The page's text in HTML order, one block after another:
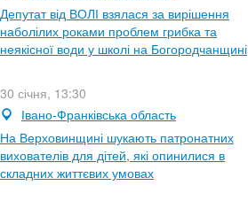
Депутат від ВОЛІ взялася за вирішення
наболілих роками проблем грибка та
неякісної води у школі на Богородчанщині
30 січня, 13:30
Івано-Франківська область
На Верховинщині шукають патронатних
вихователів для дітей, які опинилися в
складних життєвих умовах